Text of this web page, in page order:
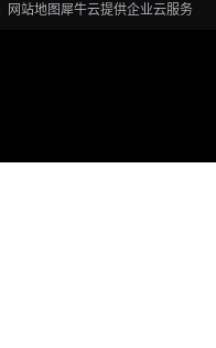
网站地图 犀牛云提供企业云服务